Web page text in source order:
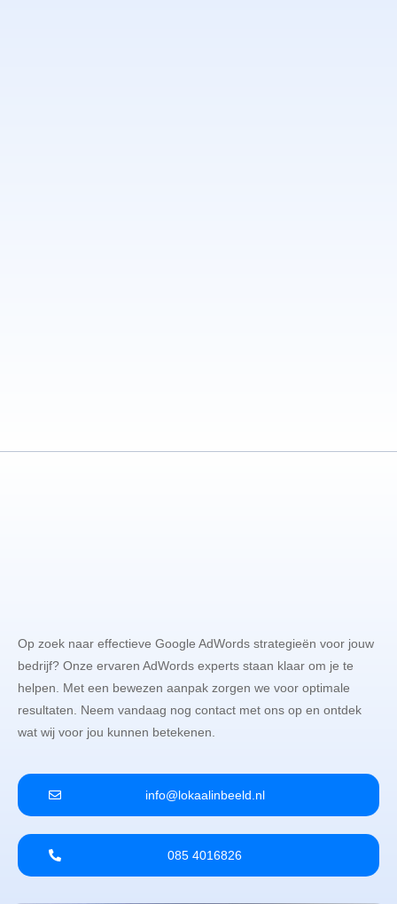
Op zoek naar effectieve Google AdWords strategieën voor jouw
bedrijf? Onze ervaren AdWords experts staan klaar om je te
helpen. Met een bewezen aanpak zorgen we voor optimale
resultaten. Neem vandaag nog contact met ons op en ontdek
wat wij voor jou kunnen betekenen.
info@lokaalinbeeld.nl
085 4016826